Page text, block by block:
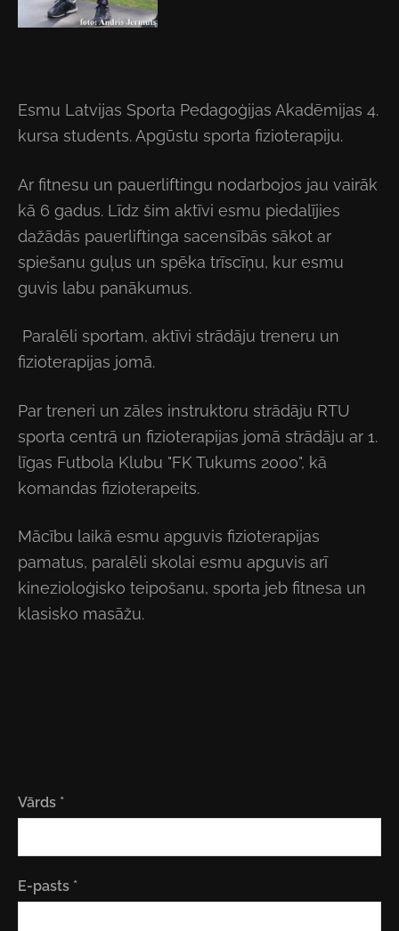
Esmu Latvijas Sporta Pedagoģijas Akadēmijas 4.
kursa students. Apgūstu sporta fizioterapiju.
Ar fitnesu un pauerliftingu nodarbojos jau vairāk
kā 6 gadus. Līdz šim aktīvi esmu piedalījies
dažādās pauerliftinga sacensībās sākot ar
spiešanu guļus un spēka trīscīņu, kur esmu
guvis labu panākumus.
Paralēli sportam, aktīvi strādāju treneru un
fizioterapijas jomā.
Par treneri un zāles instruktoru strādāju RTU
sporta centrā un fizioterapijas jomā strādāju ar 1.
līgas Futbola Klubu "FK Tukums 2000", kā
komandas fizioterapeits.
Mācību laikā esmu apguvis fizioterapijas
pamatus, paralēli skolai esmu apguvis arī
kinezioloģisko teipošanu, sporta jeb fitnesa un
klasisko masāžu.
Vārds *
E-pasts *